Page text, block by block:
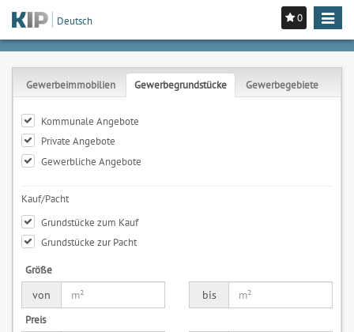
0
Toggle
Deutsch
Gewerbeimmobilien Gewerbegrundstücke Gewerbegebiete
Kommunale Angebote
Private Angebote
Gewerbliche Angebote
Kauf/Pacht
Grundstücke zum Kauf
Grundstücke zur Pacht
Größe
von
bis
Preis